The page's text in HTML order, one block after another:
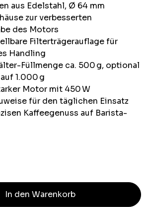
aus Edelstahl, Ø 64 mm
zur verbesserten
des Motors
Filterträgerauflage für
Handling
Füllmenge ca. 500 g, optional
1.000 g
Motor mit 450 W
für den täglichen Einsatz
Kaffeegenuss auf Barista-
In den Warenkorb